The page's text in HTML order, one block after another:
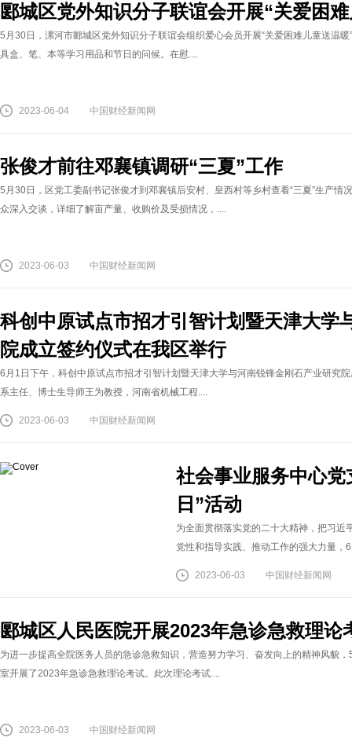
郾城区党外知识分子联谊会开展“关爱困
5月30日，漯河市郾城区党外知识分子联谊会组织爱心会员开展“关爱困难儿童送温
具盒、笔、本等学习用品和节日的问候。在慰....
2023-06-04 中国财经新闻网
张俊才前往邓襄镇调研“三夏”工作
5月30日，区党工委副书记张俊才到邓襄镇后安村、皇西村等乡村查看“三夏”生产情
众深入交谈，详细了解亩产量、收购价及受损情况，....
2023-06-03 中国财经新闻网
科创中原试点市招才引智计划暨天津大学
院成立签约仪式在我区举行
6月1日下午，科创中原试点市招才引智计划暨天津大学与河南锐锋金刚石产业研究
系主任、博士生导师王为教授，河南省机械工程....
2023-06-03 中国财经新闻网
社会事业服务中心
日”活动
为全面贯彻落实党的二十大精神，把习近
党性和指导实践、推动工作的强大力量，
2023-06-03 中国财经新闻网
郾城区人民医院开展2023年急诊急救理论
为进一步提高全院医务人员的急诊急救知识，营造努力学习、奋发向上的精神风貌
室开展了2023年急诊急救理论考试。此次理论考试....
2023-06-03 中国财经新闻网